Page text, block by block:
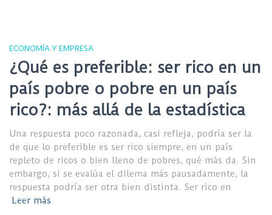
ECONOMÍA Y EMPRESA
¿Qué es preferible: ser rico en un
país pobre o pobre en un país
rico?: más allá de la estadística
Una respuesta poco razonada, casi refleja, podría ser la
de que lo preferible es ser rico siempre, en un país
repleto de ricos o bien lleno de pobres, qué más da. Sin
embargo, si se evalúa el dilema más pausadamente, la
respuesta podría ser otra bien distinta. Ser rico en
Leer más